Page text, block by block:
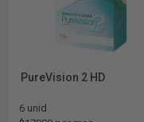
PureVision 2 HD
6 unid